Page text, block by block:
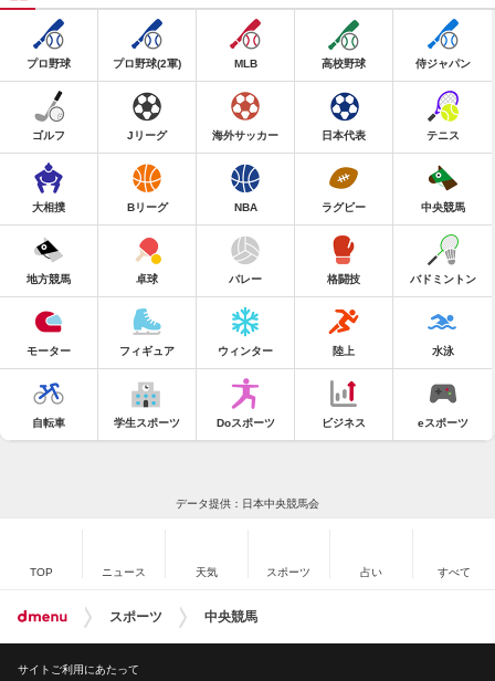
プロ野球 プロ野球(2軍) MLB 高校野球 侍ジャパン
ゴルフ Jリーグ 海外サッカー 日本代表 テニス
大相撲 Bリーグ NBA ラグビー 中央競馬
地方競馬 卓球 バレー 格闘技 バドミントン
モーター フィギュア ウィンター 陸上 水泳
自転車 学生スポーツ Doスポーツ ビジネス eスポーツ
データ提供：日本中央競馬会
TOP ニュース 天気 スポーツ 占い すべて
スポーツ 中央競馬
サイトご利用にあたって